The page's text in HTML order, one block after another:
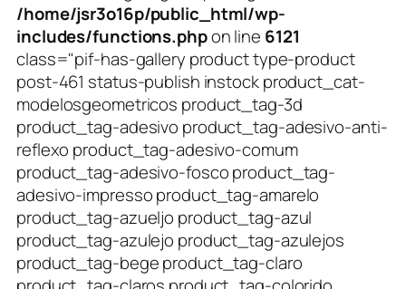
/home/jsr3o16p/public_html/wp-
includes/functions.phpon line 6121
class="pif-has-gallery product type-product
post-461 status-publish instock product_cat-
modelosgeometricos product_tag-3d
product_tag-adesivo product_tag-adesivo-anti-
reflexo product_tag-adesivo-comum
product_tag-adesivo-fosco product_tag-
adesivo-impresso product_tag-amarelo
product_tag-azueljo product_tag-azul
product_tag-azulejo product_tag-azulejos
product_tag-bege product_tag-claro